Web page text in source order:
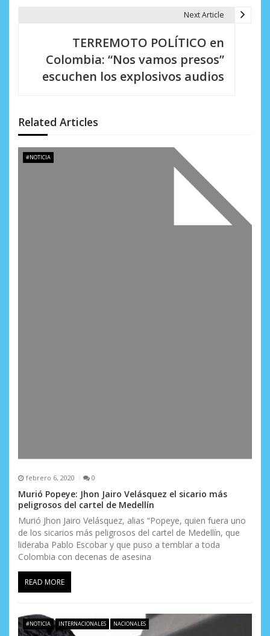
d
e
e
Next Article
TERREMOTO POLÍTICO en
Colombia: “Nos vamos presos”
escuchen los explosivos audios
Related Articles
#NOTICIA
febrero 6, 2020 0
Murió Popeye: Jhon Jairo Velásquez el sicario más
peligrosos del cartel de Medellín
Murió Jhon Jairo Velásquez, alias “Popeye, quien fuera uno
de los sicarios más peligrosos del cartel de Medellín, que
lideraba Pablo Escobar y que puso a temblar a toda
Colombia con decenas de asesina
READ MORE
#NOTICIA INTERNACIONALES NACIONALES